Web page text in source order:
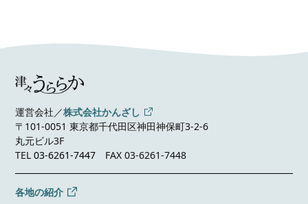
運営会社／株式会社かんざし
〒101-0051 東京都千代田区神田神保町3-2-6
丸元ビル3F
TEL03-6261-7447 FAX 03-6261-7448
各地の紹介